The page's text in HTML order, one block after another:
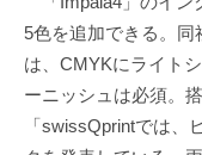
5色を追加できる。
は、CMYKにライト
ーニッシュは必須。
「swissQprintでは、